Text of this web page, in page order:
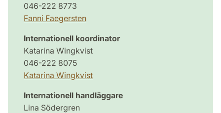
046-222 8773
Fanni Faegersten
Internationell koordinator
Katarina Wingkvist
046-222 8075
Katarina Wingkvist
Internationell handläggare
Lina Södergren